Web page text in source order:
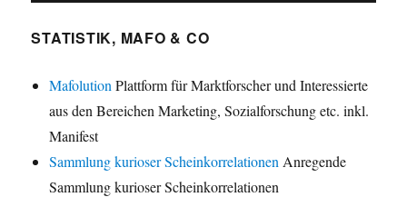
STATISTIK, MAFO & CO
Mafolution Plattform für Marktforscher und Interessierte
aus den Bereichen Marketing, Sozialforschung etc. inkl.
Manifest
Sammlung kurioser Scheinkorrelationen Anregende
Sammlung kurioser Scheinkorrelationen